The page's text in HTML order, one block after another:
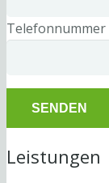
Telefonnummer
Leistungen